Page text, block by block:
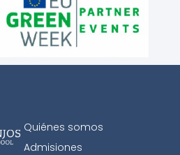
Quiénes somos
Admisiones